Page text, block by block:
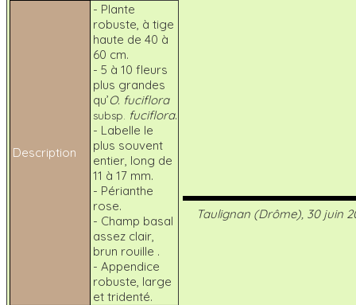
Taulignan (Drôme), 30 juin
Description
- Plante
robuste, à tige
haute de 40 à
60 cm.
- 5 à 10 fleurs
plus grandes
qu’O. fuciflora
subsp. fuciflora.
- Labelle le
plus souvent
entier, long de
11 à 17 mm.
- Périanthe
rose.
- Champ basal
assez clair,
brun rouille .
- Appendice
robuste, large
et tridenté.